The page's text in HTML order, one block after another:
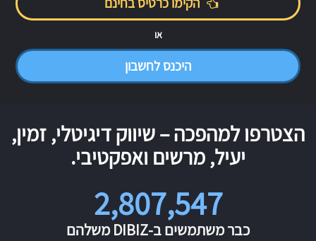
או
היכנס לחשבון
הצטרפו למהפכה – שיווק דיגיטלי, זמין,
יעיל, מרשים ואפקטיבי.
2,807,547
כבר משתמשים ב-DIBIZ משלהם